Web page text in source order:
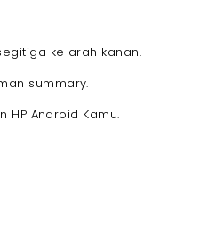
ke arah kanan.
summary.
Android Kamu.